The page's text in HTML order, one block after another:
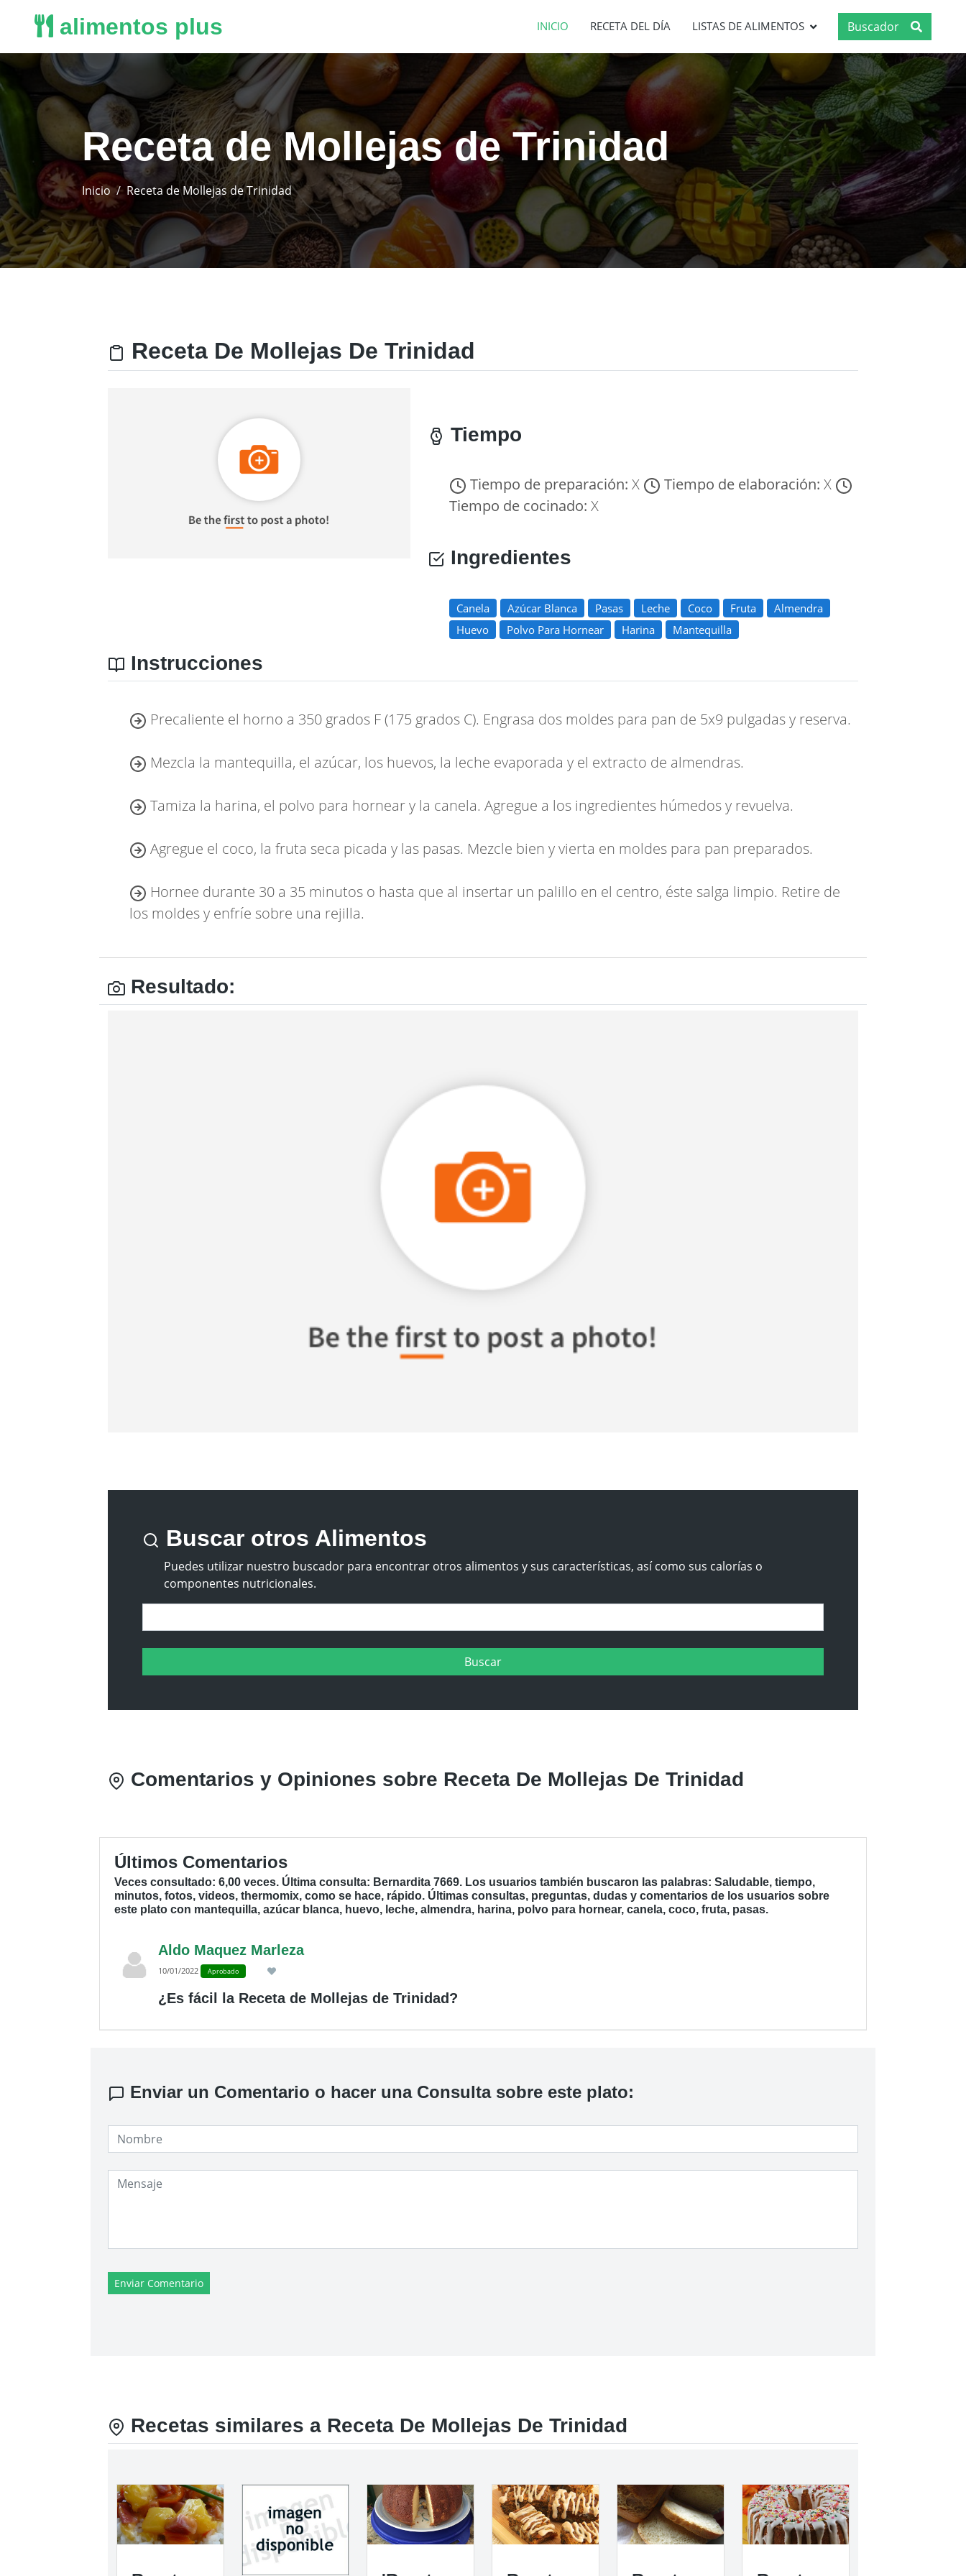
alimentos plus INICIO RECETA DEL DÍA LISTAS DE ALIMENTOS Buscador
Receta de Mollejas de Trinidad
Inicio Receta de Mollejas de Trinidad
Receta De Mollejas De Trinidad
Tiempo
Tiempo de preparación: X Tiempo de elaboración: X
Tiempo de cocinado: X
Ingredientes
Canela Azúcar Blanca Pasas Leche Coco Fruta
Almendra
Huevo
Polvo Para Hornear Harina Mantequilla
Instrucciones
Precaliente el horno a 350 grados F (175 grados C). Engrasa dos moldes para pan de 5x9 pulgadas y reserva.
Mezcla la mantequilla, el azúcar, los huevos, la leche evaporada y el extracto de almendras.
Tamiza la harina, el polvo para hornear y la canela. Agregue a los ingredientes húmedos y revuelva.
Agregue el coco, la fruta seca picada y las pasas. Mezcle bien y vierta en moldes para pan preparados.
Hornee durante 30 a 35 minutos o hasta que al insertar un palillo en el centro, éste salga limpio. Retire de
los moldes y enfríe sobre una rejilla.
Resultado:
Buscar otros Alimentos
Puedes utilizar nuestro buscador para encontrar otros alimentos y sus características, así como sus calorías o
componentes nutricionales.
Comentarios y Opiniones sobre Receta De Mollejas De Trinidad
Últimos Comentarios
Veces consultado: 6,00 veces. Última consulta: Bernardita 7669. Los usuarios también buscaron las palabras: Saludable, tiempo,
minutos, fotos, videos, thermomix, como se hace, rápido. Últimas consultas, preguntas, dudas y comentarios de los usuarios sobre
este plato con mantequilla, azúcar blanca, huevo, leche, almendra, harina, polvo para hornear, canela, coco, fruta, pasas.
Aldo Maquez Marleza
10/01/2022 Aprobado
¿Es fácil la Receta de Mollejas de Trinidad?
Enviar un Comentario o hacer una Consulta sobre este plato:
Enviar Comentario
Recetas similares a Receta De Mollejas De Trinidad